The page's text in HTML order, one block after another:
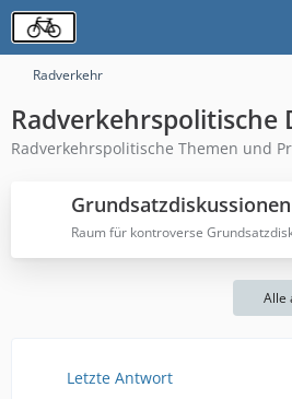
Radverkehr
Radverkehrspolitische
Radverkehrspolitische Themen und
Grundsatzdiskussionen
Raum für kontroverse
Alle
Letzte Antwort